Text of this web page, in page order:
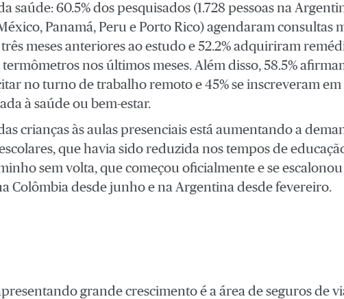
saúde: 60.5% dos pesquisados ​​(1.728 pessoas na
Panamá, Peru e Porto Rico) agendaram consultas
meses anteriores ao estudo e 52.2% adquiriram
nos últimos meses. Além disso, 58.5%
no turno de trabalho remoto e 45% se inscreveram
à saúde ou bem-estar.
crianças às aulas presenciais está aumentando a
que havia sido reduzida nos tempos de
sem volta, que começou oficialmente e se
Colômbia desde junho e na Argentina desde fevereiro.
grande crescimento é a área de seguros de